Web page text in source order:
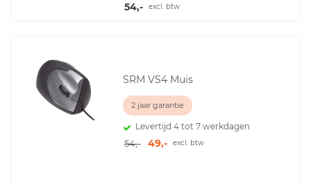
54,- excl. btw
SRM VS4 Muis
2 jaar garantie
Levertijd 4 tot 7 werkdagen
54,- 49,- excl. btw